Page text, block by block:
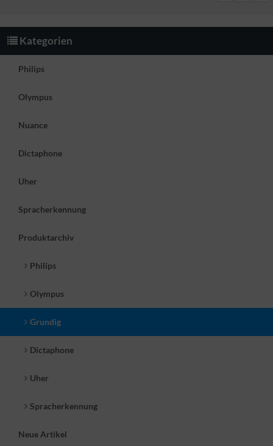
Kategorien
Philips
Olympus
Nuance
Dictaphone
Uher
Spracherkennung
Produktarchiv
Philips
Olympus
Grundig
Dictaphone
Uher
Spracherkennung
Neue Artikel